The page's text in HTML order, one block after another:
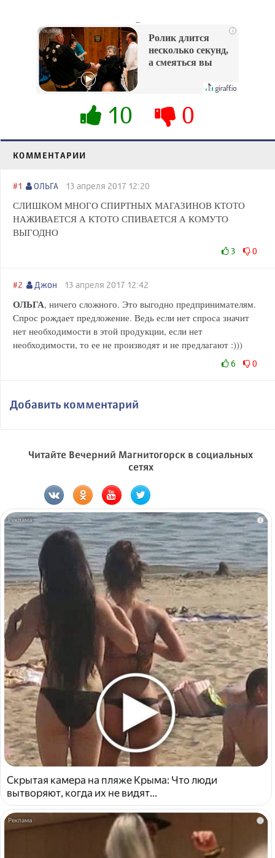
i
Ролик длится
несколько секунд,
а смеяться вы
10 0
КОММЕНТАРИИ
#1 ОЛЬГА 13 апреля 2017 12:20
СЛИШКОМ МНОГО СПИРТНЫХ МАГАЗИНОВ КТОТО
НАЖИВАЕТСЯ А КТОТО СПИВАЕТСЯ А КОМУТО
ВЫГОДНО
3 0
#2 Джон 13 апреля 2017 12:42
ОЛЬГА, ничего сложного. Это выгодно предпринимателям.
Спрос рождает предложение. Ведь если нет спроса значит
нет необходимости в этой продукции, если нет
необходимости, то ее не производят и не предлагают :)))
6 0
Добавить комментарий
Читайте Вечерний Магнитогорск в социальных
сетях
i
Скрытая камера на пляже Крыма: Что люди
вытворяют, когда их не видят...
i